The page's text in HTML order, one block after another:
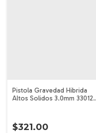
Pistola Gravedad Hibrida
Altos Solidos 3.0mm 33012
$321.00